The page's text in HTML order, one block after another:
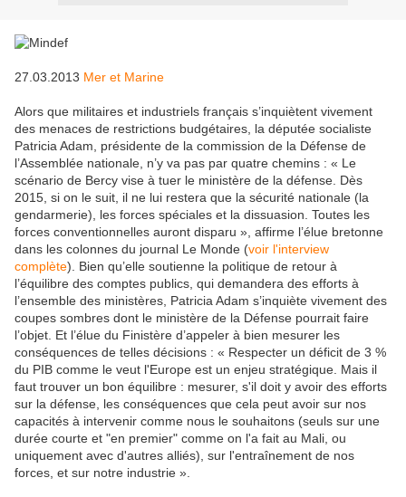
27.03.2013 Mer et Marine
Alors que militaires et industriels français s’inquiètent vivement
des menaces de restrictions budgétaires, la députée socialiste
Patricia Adam, présidente de la commission de la Défense de
l’Assemblée nationale, n’y va pas par quatre chemins : « Le
scénario de Bercy vise à tuer le ministère de la défense. Dès
2015, si on le suit, il ne lui restera que la sécurité nationale (la
gendarmerie), les forces spéciales et la dissuasion. Toutes les
forces conventionnelles auront disparu », affirme l’élue bretonne
dans les colonnes du journal Le Monde (voir l'interview
complète). Bien qu’elle soutienne la politique de retour à
l’équilibre des comptes publics, qui demandera des efforts à
l’ensemble des ministères, Patricia Adam s’inquiète vivement des
coupes sombres dont le ministère de la Défense pourrait faire
l’objet. Et l’élue du Finistère d’appeler à bien mesurer les
conséquences de telles décisions : « Respecter un déficit de 3 %
du PIB comme le veut l'Europe est un enjeu stratégique. Mais il
faut trouver un bon équilibre : mesurer, s'il doit y avoir des efforts
sur la défense, les conséquences que cela peut avoir sur nos
capacités à intervenir comme nous le souhaitons (seuls sur une
durée courte et "en premier" comme on l'a fait au Mali, ou
uniquement avec d'autres alliés), sur l'entraînement de nos
forces, et sur notre industrie ».